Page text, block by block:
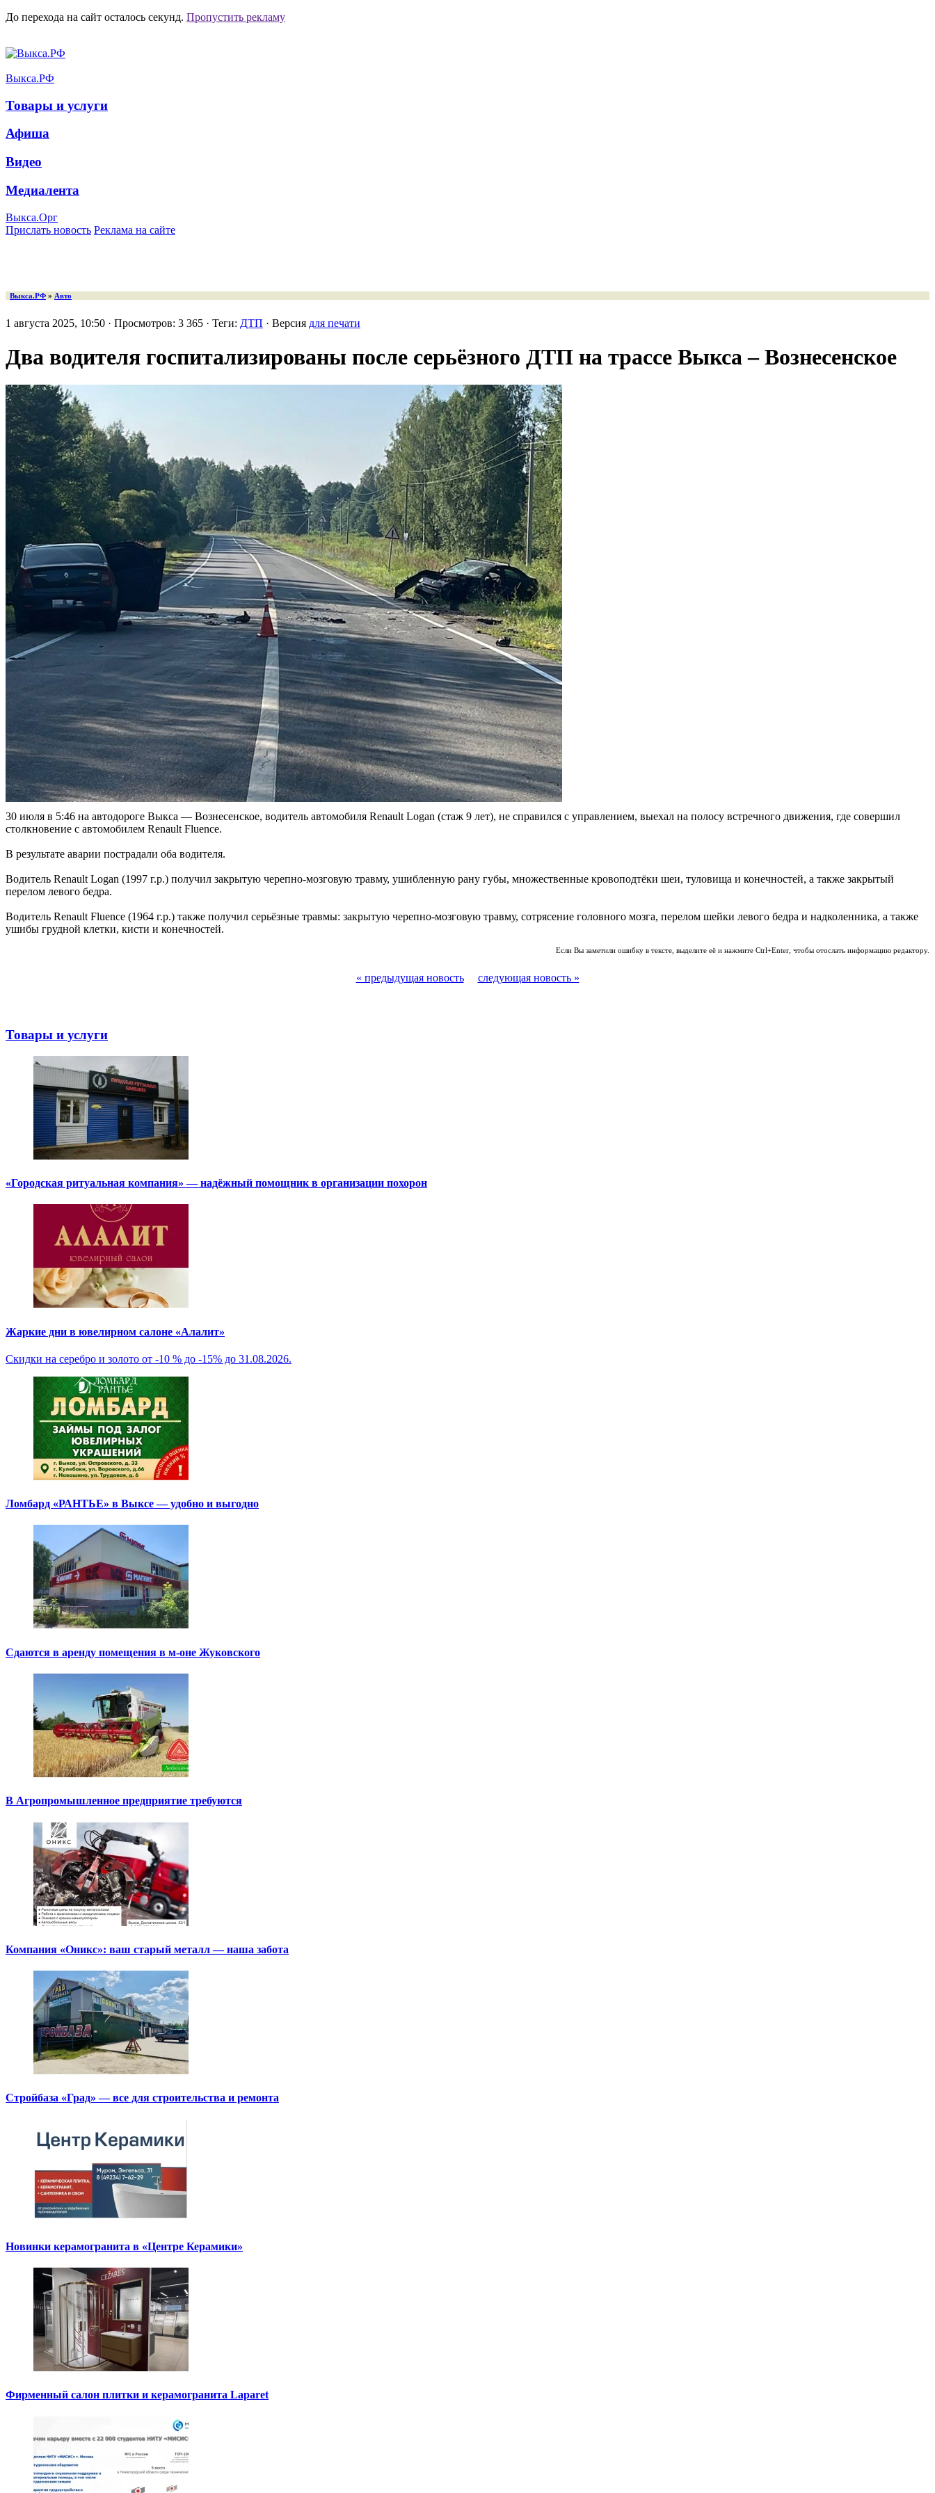
До перехода на сайт осталось секунд. Пропустить рекламу
Выкса.РФ
Товары и услуги
Афиша
Видео
Медиалента
Выкса.Орг
Прислать новость Реклама на сайте
Выкса.РФ » Авто
1 августа 2025, 10:50 · Просмотров: 3 365 · Теги: ДТП · Версия для печати
Два водителя госпитализированы после серьёзного ДТП на трассе Выкса – Вознесенское
30 июля в 5:46 на автодороге Выкса — Вознесенское, водитель автомобиля Renault Logan (стаж 9 лет), не справился с управлением, выехал на полосу встречного движения, где совершил
столкновение с автомобилем Renault Fluence.
В результате аварии пострадали оба водителя.
Водитель Renault Logan (1997 г.р.) получил закрытую черепно-мозговую травму, ушибленную рану губы, множественные кровоподтёки шеи, туловища и конечностей, а также закрытый
перелом левого бедра.
Водитель Renault Fluence (1964 г.р.) также получил серьёзные травмы: закрытую черепно-мозговую травму, сотрясение головного мозга, перелом шейки левого бедра и надколенника, а также
ушибы грудной клетки, кисти и конечностей.
Если Вы заметили ошибку в тексте, выделите её и нажмите Ctrl+Enter, чтобы отослать информацию редактору.
« предыдущая новость следующая новость »
Товары и услуги
«Городская ритуальная компания» — надёжный помощник в организации похорон
Жаркие дни в ювелирном салоне «Алалит»
Скидки на серебро и золото от -10 % до -15% до 31.08.2026.
Ломбард «РАНТЬЕ» в Выксе — удобно и выгодно
Сдаются в аренду помещения в м-оне Жуковского
В Агропромышленное предприятие требуются
Компания «Оникс»: ваш старый металл — наша забота
Стройбаза «Град» — все для строительства и ремонта
Новинки керамогранита в «Центре Керамики»
Фирменный салон плитки и керамогранита Laparet